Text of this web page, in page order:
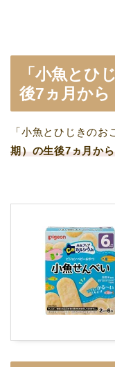
「小魚とひ
後7ヵ月から
「小魚とひじきのお
期）の生後7ヵ月から